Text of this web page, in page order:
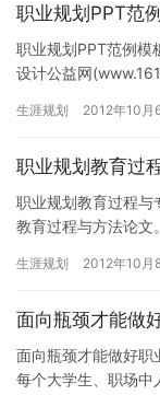
职业规划PPT范
职业规划PPT范例模
设计公益网
生涯规划 2012年10月
职业规划教育过
职业规划教育过程与
教育过程与方法论
生涯规划 2012年10月
面向瓶颈才能做
面向瓶颈才能做好职
每个大学生、职场中